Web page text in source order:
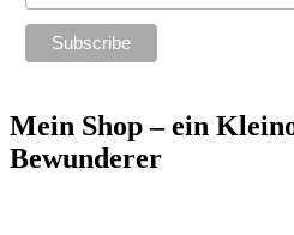
Mein Shop – ein
Bewunderer